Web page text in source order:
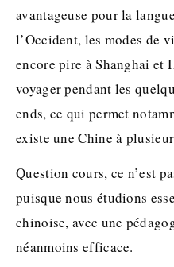
avantageuse pour la
l’Occident, les modes de
encore pire à Shanghai et
voyager pendant les
ends, ce qui permet
existe une Chine à
Question cours, ce n’est
puisque nous étudions
chinoise, avec une
néanmoins efficace.